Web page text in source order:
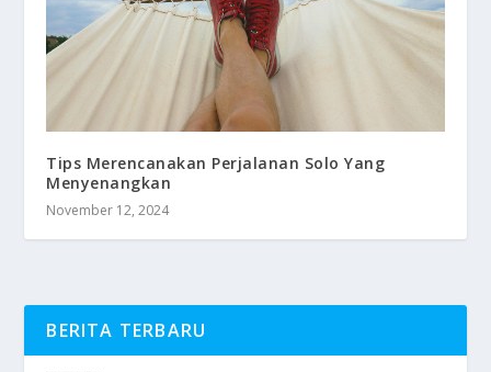
Tips Merencanakan Perjalanan Solo Yang
Menyenangkan
November 12, 2024
BERITA TERBARU